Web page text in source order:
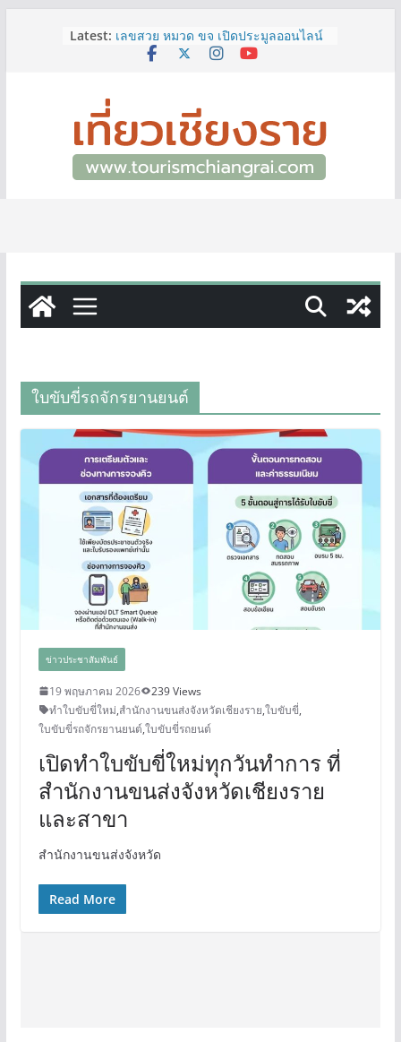
Latest: เลขสวย หมวด ขจ เปิดประมูลออนไลน์
แล้ววันนี้ เลขเด่น เลขมงคล ความหมาย
จ.เชียงราย ที่ไม่ควรพลาด!
12–16 ส.ค.นี้ เตรียมพบกับมหกรรมสุด
ยิ่งใหญ่แห่งปี “อุตสาหกรรมแฟร์ ล้านนา
ตะวันออก 2026”
ผู้ว่าฯ เชียงราย เยี่ยมชม “ป๊ะกาด Vol.2”
“Feel All the Feelings” เที่ยวให้สนุก
เก็บแสตมป์ครบ แล้วรับของที่ระลึกสุด
ใบขับขี่รถจักรยานยนต์
ข่าวประชาสัมพันธ์
19 พฤษภาคม 2026
239 Views
ทำใบขับขี่ใหม่,สำนักงานขนส่งจังหวัดเชียงราย,ใบขับขี่,
ใบขับขี่รถจักรยานยนต์,ใบขับขี่รถยนต์
เปิดทำใบขับขี่ใหม่ทุกวันทำการ ที่
สำนักงานขนส่งจังหวัดเชียงราย
และสาขา
สำนักงานขนส่งจังหวัด
Read More